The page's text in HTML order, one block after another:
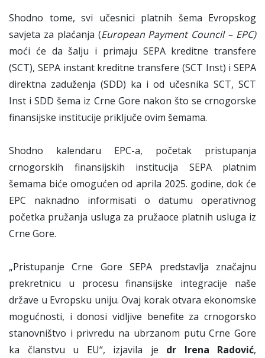
Shodno tome, svi učesnici platnih šema Evropskog
savjeta za plaćanja (European Payment Council – EPC)
moći će da šalju i primaju SEPA kreditne transfere
(SCT), SEPA instant kreditne transfere (SCT Inst) i SEPA
direktna zaduženja (SDD) ka i od učesnika SCT, SCT
Inst i SDD šema iz Crne Gore nakon što se crnogorske
finansijske institucije priključe ovim šemama.
Shodno kalendaru EPC-a, početak pristupanja
crnogorskih finansijskih institucija SEPA platnim
šemama biće omogućen od aprila 2025. godine, dok će
EPC naknadno informisati o datumu operativnog
početka pružanja usluga za pružaoce platnih usluga iz
Crne Gore.
„Pristupanje Crne Gore SEPA predstavlja značajnu
prekretnicu u procesu finansijske integracije naše
države u Evropsku uniju. Ovaj korak otvara ekonomske
mogućnosti, i donosi vidljive benefite za crnogorsko
stanovništvo i privredu na ubrzanom putu Crne Gore
ka članstvu u EU“, izjavila je dr Irena Radović,